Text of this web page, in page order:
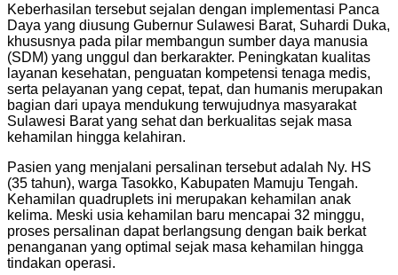
Keberhasilan tersebut sejalan dengan implementasi Panca
Daya yang diusung Gubernur Sulawesi Barat, Suhardi Duka,
khususnya pada pilar membangun sumber daya manusia
(SDM) yang unggul dan berkarakter. Peningkatan kualitas
layanan kesehatan, penguatan kompetensi tenaga medis,
serta pelayanan yang cepat, tepat, dan humanis merupakan
bagian dari upaya mendukung terwujudnya masyarakat
Sulawesi Barat yang sehat dan berkualitas sejak masa
kehamilan hingga kelahiran.
Pasien yang menjalani persalinan tersebut adalah Ny. HS
(35 tahun), warga Tasokko, Kabupaten Mamuju Tengah.
Kehamilan quadruplets ini merupakan kehamilan anak
kelima. Meski usia kehamilan baru mencapai 32 minggu,
proses persalinan dapat berlangsung dengan baik berkat
penanganan yang optimal sejak masa kehamilan hingga
tindakan operasi.